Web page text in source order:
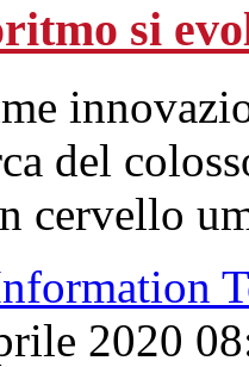
si
del
cervello
2020